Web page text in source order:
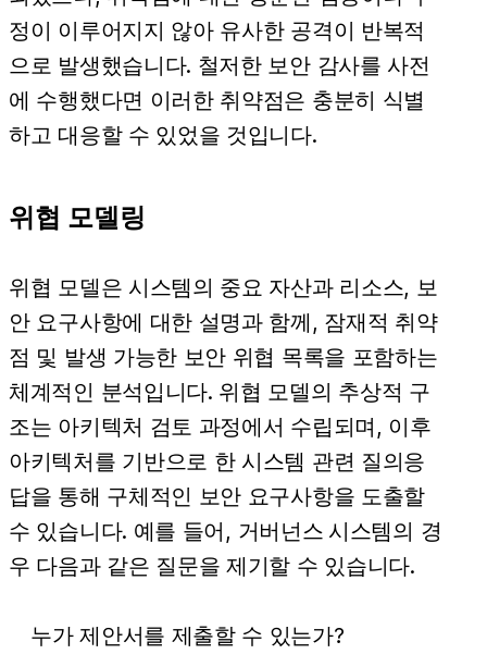
정이 이루어지지 않아 유사한 공격이 반복적
으로 발생했습니다. 철저한 보안 감사를 사전
에 수행했다면 이러한 취약점은 충분히 식별
하고 대응할 수 있었을 것입니다.
위협 모델링
위협 모델은 시스템의 중요 자산과 리소스, 보
안 요구사항에 대한 설명과 함께, 잠재적 취약
점 및 발생 가능한 보안 위협 목록을 포함하는
체계적인 분석입니다. 위협 모델의 추상적 구
조는 아키텍처 검토 과정에서 수립되며, 이후
아키텍처를 기반으로 한 시스템 관련 질의응
답을 통해 구체적인 보안 요구사항을 도출할
수 있습니다. 예를 들어, 거버넌스 시스템의 경
우 다음과 같은 질문을 제기할 수 있습니다.
누가 제안서를 제출할 수 있는가?